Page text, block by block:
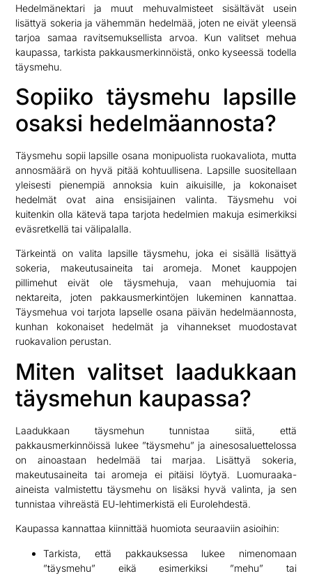
Hedelmänektari ja muut mehuvalmisteet sisältävät usein
lisättyä sokeria ja vähemmän hedelmää, joten ne eivät yleensä
tarjoa samaa ravitsemuksellista arvoa. Kun valitset mehua
kaupassa, tarkista pakkausmerkinnöistä, onko kyseessä todella
täysmehu.
Sopiiko täysmehu lapsille
osaksi hedelmäannosta?
Täysmehu sopii lapsille osana monipuolista ruokavaliota, mutta
annosmäärä on hyvä pitää kohtuullisena. Lapsille suositellaan
yleisesti pienempiä annoksia kuin aikuisille, ja kokonaiset
hedelmät ovat aina ensisijainen valinta. Täysmehu voi
kuitenkin olla kätevä tapa tarjota hedelmien makuja esimerkiksi
eväsretkellä tai välipalalla.
Tärkeintä on valita lapsille täysmehu, joka ei sisällä lisättyä
sokeria, makeutusaineita tai aromeja. Monet kauppojen
pillimehut eivät ole täysmehuja, vaan mehujuomia tai
nektareita, joten pakkausmerkintöjen lukeminen kannattaa.
Täysmehua voi tarjota lapselle osana päivän hedelmäannosta,
kunhan kokonaiset hedelmät ja vihannekset muodostavat
ruokavalion perustan.
Miten valitset laadukkaan
täysmehun kaupassa?
Laadukkaan täysmehun tunnistaa siitä, että
pakkausmerkinnöissä lukee ”täysmehu” ja ainesosaluettelossa
on ainoastaan hedelmää tai marjaa. Lisättyä sokeria,
makeutusaineita tai aromeja ei pitäisi löytyä. Luomuraaka-
aineista valmistettu täysmehu on lisäksi hyvä valinta, ja sen
tunnistaa vihreästä EU-lehtimerkistä eli Eurolehdestä.
Kaupassa kannattaa kiinnittää huomiota seuraaviin asioihin:
Tarkista, että pakkauksessa lukee nimenomaan
”täysmehu” eikä esimerkiksi ”mehu” tai